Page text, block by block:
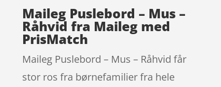
Maileg Puslebord – Mus –
Råhvid fra Maileg med
PrisMatch
Maileg Puslebord – Mus – Råhvid får
stor ros fra børnefamilier fra hele